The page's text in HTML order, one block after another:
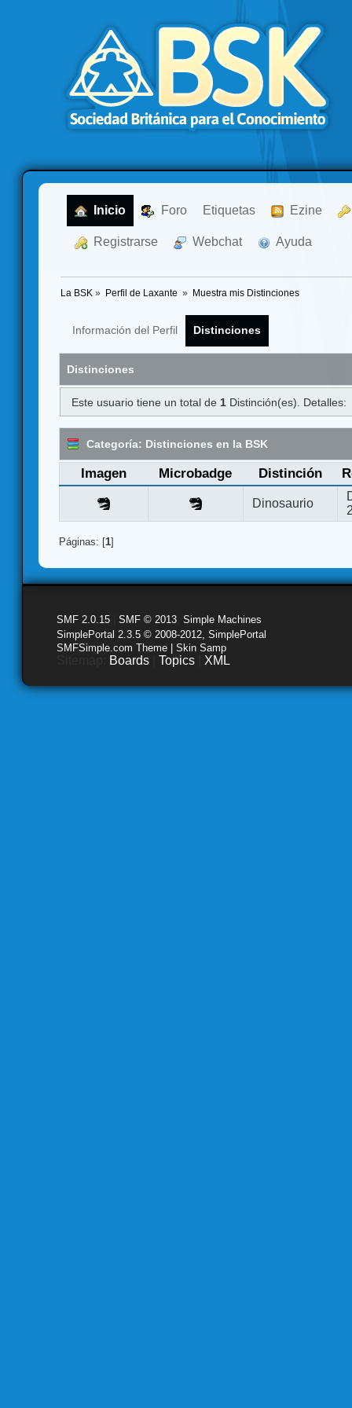
Inicio Foro Etiquetas Ezine
Registrarse Webchat Ayuda
La BSK » Perfil de Laxante » Muestra mis Distinciones
Información del Perfil Distinciones
Distinciones
Este usuario tiene un total de 1 Distinción(es). Detalles:
Categoría: Distinciones en la BSK
Imagen Microbadge Distinción
Dinosaurio
Páginas: [1]
SMF 2.0.15 SMF © 2013 Simple Machines
SimplePortal 2.3.5 © 2008-2012, SimplePortal
SMFSimple.com Theme | Skin Samp
Boards Topics XML